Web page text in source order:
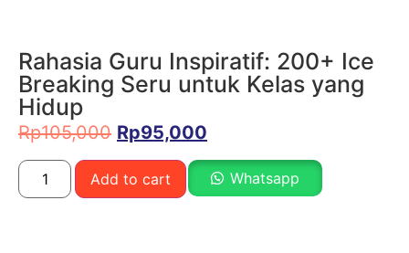
Rahasia Guru Inspiratif: 200+ Ice
Breaking Seru untuk Kelas yang
Hidup
Rp105,000 Rp95,000
Add to cart Whatsapp